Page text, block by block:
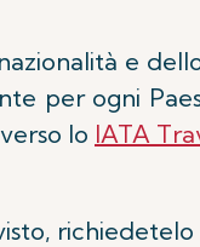
e
per ogni
lo IATA